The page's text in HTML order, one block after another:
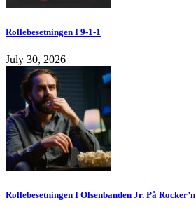
Rollebesetningen I 9-1-1
July 30, 2026
Rollebesetningen I Olsenbanden Jr. På Rocker’n